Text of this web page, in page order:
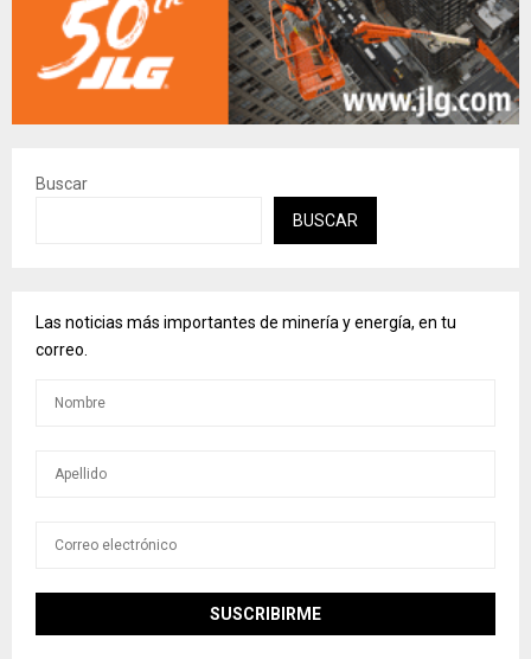
Buscar
BUSCAR
Las noticias más importantes de minería y energía, en tu
correo.